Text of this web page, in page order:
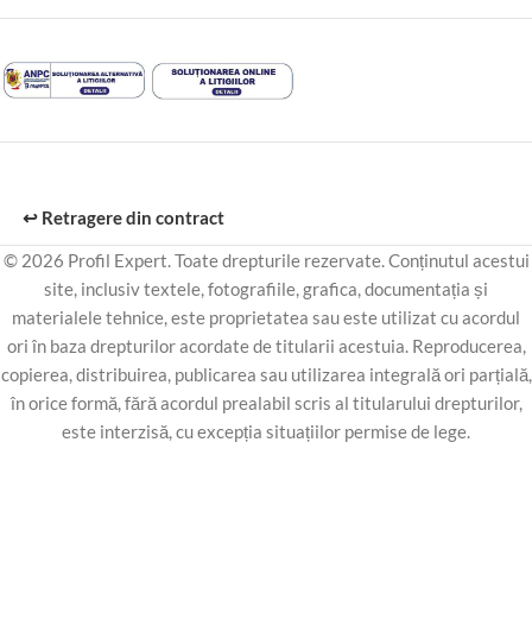
↩️ Retragere din contract
© 2026 Profil Expert. Toate drepturile rezervate. Conținutul acestui
site, inclusiv textele, fotografiile, grafica, documentația și
materialele tehnice, este proprietatea sau este utilizat cu acordul
ori în baza drepturilor acordate de titularii acestuia. Reproducerea,
copierea, distribuirea, publicarea sau utilizarea integrală ori parțială,
în orice formă, fără acordul prealabil scris al titularului drepturilor,
este interzisă, cu excepția situațiilor permise de lege.